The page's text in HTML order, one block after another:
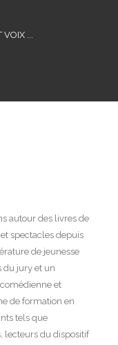
VOIX ...
autour des livres de
spectacles depuis
de jeunesse
du jury et un
et
de formation en
tels que
lecteurs du dispositif